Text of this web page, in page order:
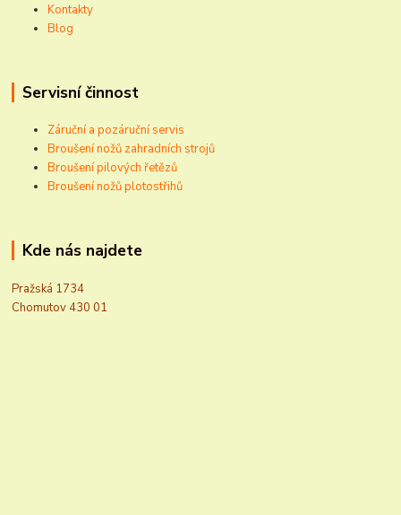
Kontakty
Blog
Servisní činnost
Záruční a pozáruční servis
Broušení nožů zahradních strojů
Broušení pilových řetězů
Broušení nožů plotostřihů
Kde nás najdete
Pražská 1734
Chomutov 430 01